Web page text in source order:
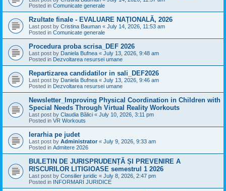
Posted in Comunicate generale
Rzultate finale - EVALUARE NAȚIONALĂ, 2026
Last post by Cristina Bauman « July 14, 2026, 11:53 am
Posted in Comunicate generale
Procedura proba scrisa_DEF 2026
Last post by Daniela Bufnea « July 13, 2026, 9:48 am
Posted in Dezvoltarea resursei umane
Repartizarea candidatilor in sali_DEF2026
Last post by Daniela Bufnea « July 13, 2026, 9:46 am
Posted in Dezvoltarea resursei umane
Newsletter_Improving Physical Coordination in Children with
Special Needs Through Virtual Reality Workouts
Last post by Claudia Bălici « July 10, 2026, 3:11 pm
Posted in VR Workouts
Ierarhia pe judet
Last post by Administrator « July 9, 2026, 9:33 am
Posted in Admitere 2026
BULETIN DE JURISPRUDENȚĂ ȘI PREVENIRE A
RISCURILOR LITIGIOASE semestrul 1 2026
Last post by Consilier juridic « July 8, 2026, 2:47 pm
Posted in INFORMARI JURIDICE